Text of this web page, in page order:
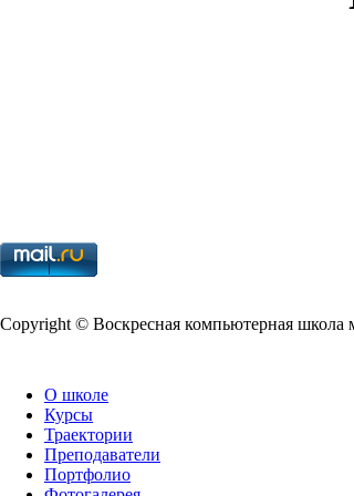
Copy­right © Воскресная компьютерная школа
О школе
Курсы
Траектории
Преподаватели
Портфолио